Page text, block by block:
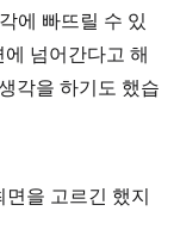
에 빠뜨릴 수 있
넘어간다고 해
각을 하기도 했습
을 고르긴 했지